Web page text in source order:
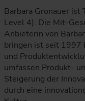
Barbara Gronauer ist
Level 4). Die Mit-
Anbieterin von
bringen ist seit 1997
und
umfassen Produkt-
Steigerung der
durch eine